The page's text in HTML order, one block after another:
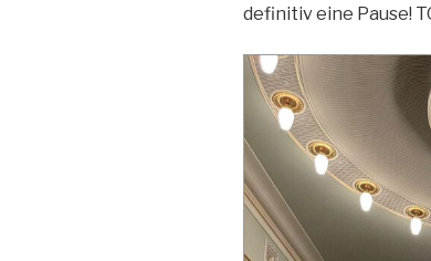
definitiv eine Pause!